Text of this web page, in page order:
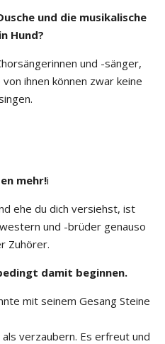
und die musikalische
Hund?
und -sänger,
ihnen können zwar keine
mehr!i
ehe du dich versiehst, ist
und -brüder genauso
Zuhörer.
damit beginnen.
mit seinem Gesang Steine
als verzaubern. Es erfreut und